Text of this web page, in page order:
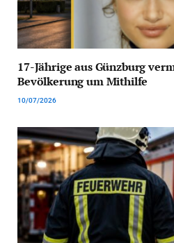
17-Jährige aus Günzburg
Bevölkerung um Mithilfe
10/07/2026